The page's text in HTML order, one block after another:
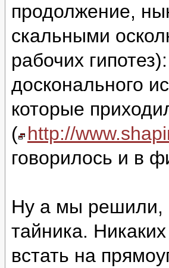
продолжение,
скальными
рабочих
досконального
которые
( http://
говорилось и в
Ну а мы решили,
тайника.
встать на